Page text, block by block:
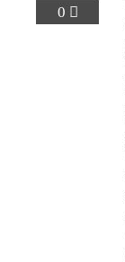
0